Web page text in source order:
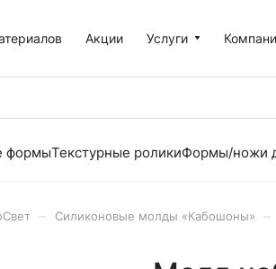
Акции Услуги
формыТекстурные роликиФормы/ножи
Силиконовые молды «Кабошоны»